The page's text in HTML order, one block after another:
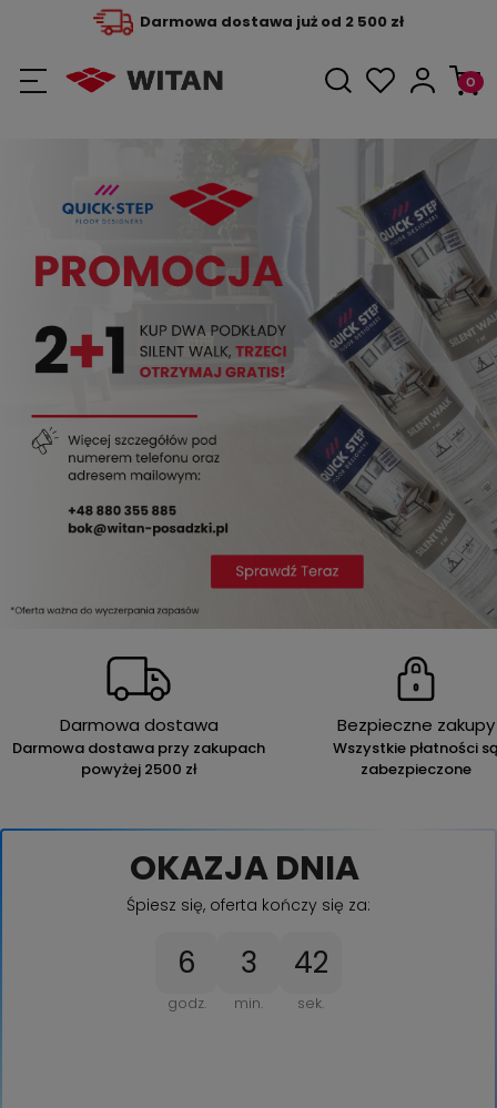
Darmowa dostawa już od 2 500 zł
Darmowa dostawa
Darmowa dostawa przy zakupach
powyżej 2500 zł
Bezpieczne zakupy
Wszystkie płatności
zabezpieczone
OKAZJA DNIA
Śpiesz się, oferta kończy się za:
6
godz.
3
min.
41
sek.